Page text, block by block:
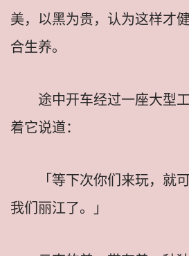
美，以黑为贵，认为这样才
合生养。
途中开车经过一座大型
着它说道：
「等下次你们来玩，就
我们丽江了。」